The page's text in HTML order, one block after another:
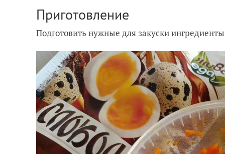
Приготовление
Подготовить нужные для закуски